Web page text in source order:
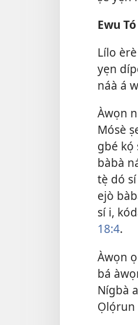
Ewu
Lílo
yẹn
náà á
Àwọn
Mósè
gbé kọ́
bàbà
tẹ̀ dó
ejò
sí i,
18:4.
Àwọn
bá
Nígbà